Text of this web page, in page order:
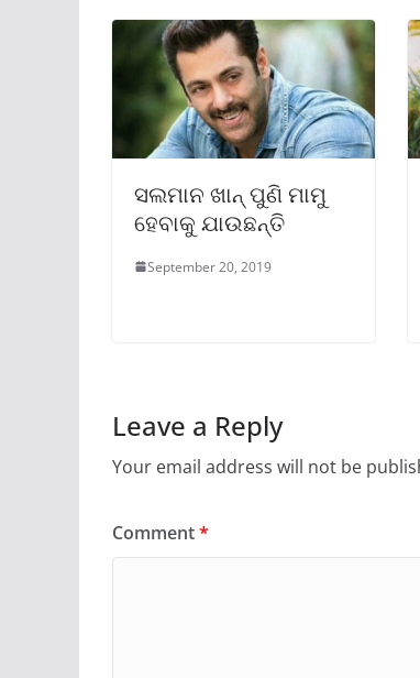
ସଲମାନ ଖାନ୍‌ ପୁଣି ମାମୁ
ହେବାକୁ ଯାଉଛନ୍ତି
September 20, 2019
Leave a Reply
Your email address will not be
Comment*